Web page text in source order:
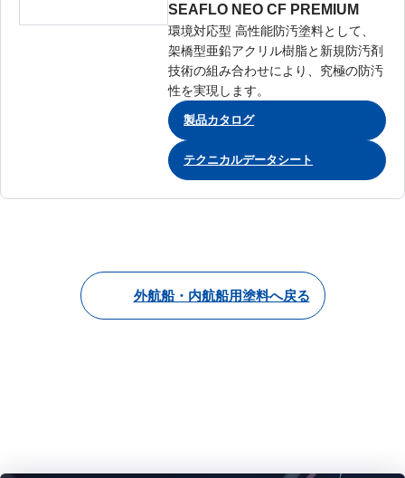
SEAFLO NEO CF PREMIUM
環境対応型 高性能防汚塗料として、
架橋型亜鉛アクリル樹脂と新規防汚剤
技術の組み合わせにより、究極の防汚
性を実現します。
製品カタログ
テクニカルデータシート
外航船・内航船用塗料へ戻る